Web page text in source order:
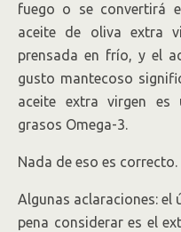
fuego o se convertirá
aceite de oliva extra
prensada en frío, y el
gusto mantecoso
aceite extra virgen es
grasos Omega-3.
Nada de eso es correcto.
Algunas aclaraciones: el
pena considerar es el